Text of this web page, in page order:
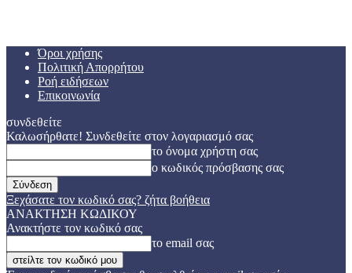
Όροι χρήσης
Πολιτική Απορρήτου
Ροή ειδήσεων
Επικοινωνία
συνδεθείτε
Καλωσήρθατε! Συνδεθείτε στον λογαριασμό σας
το όνομα χρήστη σας
ο κωδικός πρόσβασης σας
Ξεχάσατε τον κωδικό σας? ζήτα βοήθεια
ΑΝΑΚΤΗΣΗ ΚΩΔΙΚΟΥ
Ανακτήστε τον κωδικό σας
το email σας